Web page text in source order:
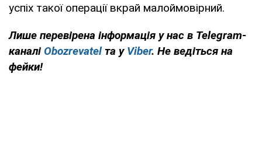
успіх такої операції вкрай малоймовірний.
Лише перевірена інформація у нас в Telegram-
каналі Obozrevatelта у Viber. Не ведіться на
фейки!